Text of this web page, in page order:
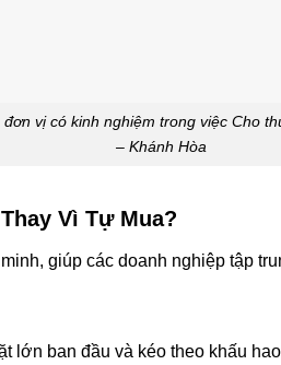
vị có kinh nghiệm trong việc Cho
– Khánh Hòa
Vì Tự Mua?
giúp các doanh nghiệp tập
lớn ban đầu và kéo theo khấu